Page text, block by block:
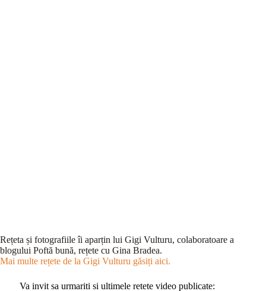
Rețeta și fotografiile îi aparțin lui Gigi Vulturu, colaboratoare a
blogului Poftă bună, rețete cu Gina Bradea.
Mai multe rețete de la Gigi Vulturu găsiți aici.
Va invit sa urmariti si ultimele retete video publicate: